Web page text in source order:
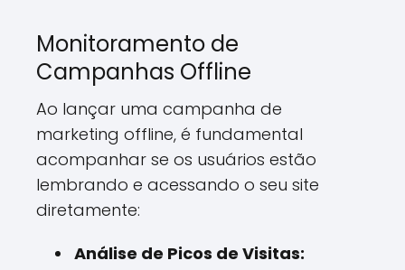
Monitoramento de
Campanhas Offline
Ao lançar uma campanha de
marketing offline, é fundamental
acompanhar se os usuários estão
lembrando e acessando o seu site
diretamente:
Análise de Picos de Visitas: